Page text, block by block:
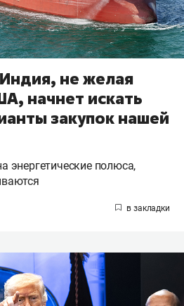
не желая
начнет искать
закупок нашей
энергетические полюса,